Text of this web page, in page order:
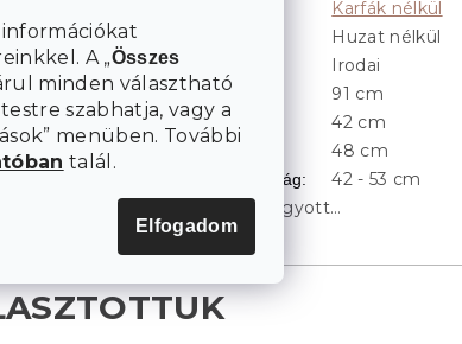
A „Összes
minden választható
testre szabhatja, vagy a
menüben. További
talál.
Elfogadom
Karfák nélkül
Huzat nélkül
Irodai
Magasság 91 cm
Mélység 42 cm
48 cm
Ülésmagasság:
42 - 53 cm
A tétel elfogyott…